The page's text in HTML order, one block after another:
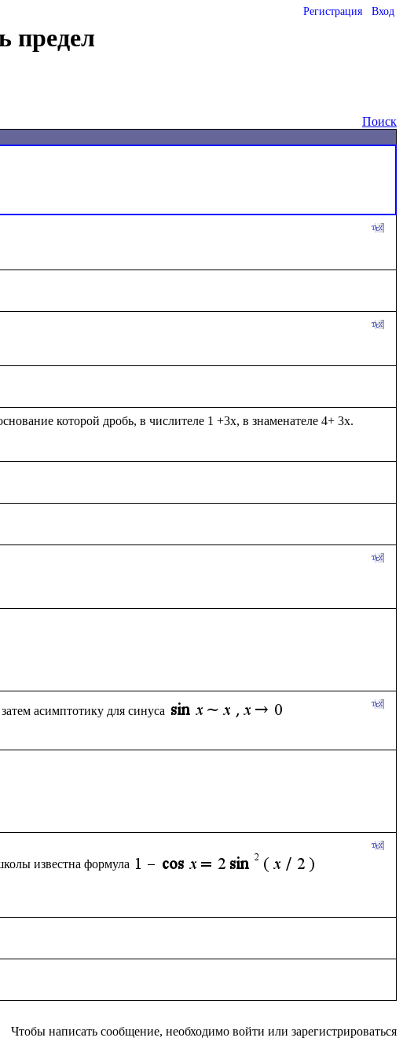
Регистрация Вход
предел
Поиск
которой дробь, в числителе 1 +3х, в знаменателе 4+ 3х.
затем асимптотику для синуса
известна формула
Чтобы написать сообщение, необходимо войти или зарегистрироваться